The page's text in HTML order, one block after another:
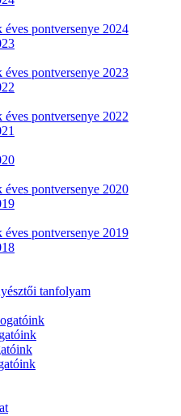
pontversenye 2024
pontversenye 2023
pontversenye 2022
pontversenye 2020
pontversenye 2019
tanfolyam